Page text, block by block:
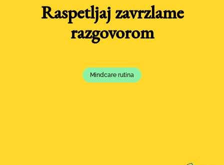
Raspetljaj zavrzlame
razgovorom
Mindcare rutina